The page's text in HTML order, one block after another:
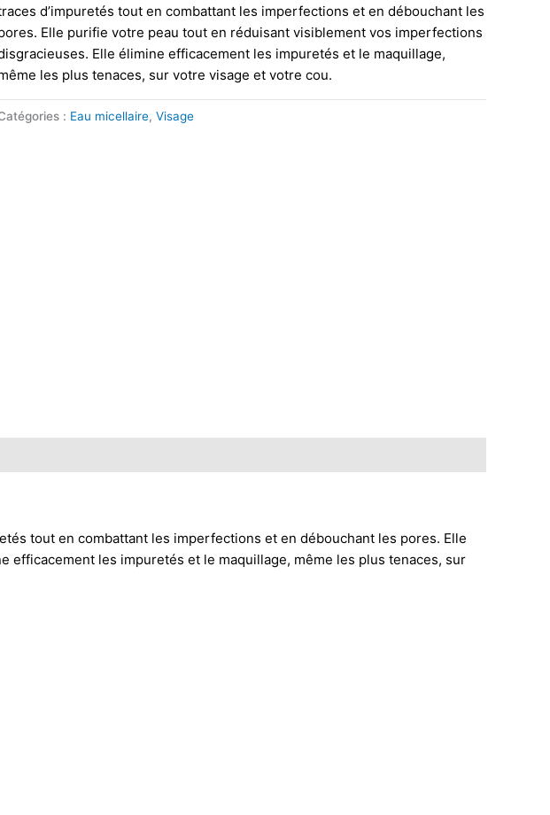
d’impuretés tout en combattant les imperfections et en débouchant les
Elle purifie votre peau tout en réduisant visiblement vos imperfections
Elle élimine efficacement les impuretés et le maquillage,
les plus tenaces, sur votre visage et votre cou.
: Eau micellaire, Visage
tout en combattant les imperfections et en débouchant les pores. Elle
les impuretés et le maquillage, même les plus tenaces, sur